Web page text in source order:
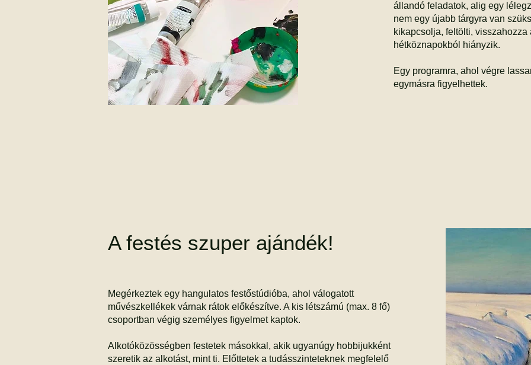
állandó feladatok, alig egy
nem egy újabb tárgyra van
kikapcsolja, feltölti, visszahozza
hétköznapokból hiányzik.
Egy programra, ahol végre
egymásra figyelhettek.
A festés szuper ajándék!
Megérkeztek egy hangulatos festőstúdióba, ahol válogatott
művészkellékek várnak rátok előkészítve. A kis létszámú (max. 8 fő)
csoportban végig személyes figyelmet kaptok.
Alkotóközösségben festetek másokkal, akik ugyanúgy hobbijukként
szeretik az alkotást, mint ti. ​Előttetek a tudásszinteteknek megfelelő